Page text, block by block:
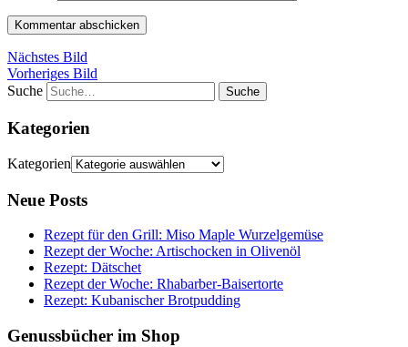
Nächstes Bild
Vorheriges Bild
Suche
Kategorien
Kategorien
Neue Posts
Rezept für den Grill: Miso Maple Wurzelgemüse
Rezept der Woche: Artischocken in Olivenöl
Rezept: Dätschet
Rezept der Woche: Rhabarber-Baisertorte
Rezept: Kubanischer Brotpudding
Genussbücher im Shop